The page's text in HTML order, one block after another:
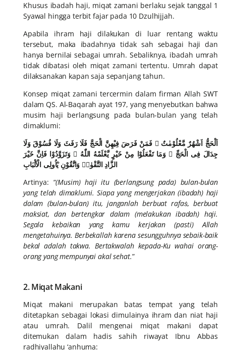
Khusus ibadah haji, miqat zamani berlaku sejak tanggal 1
Syawal hingga terbit fajar pada 10 Dzulhijjah.
Apabila ihram haji dilakukan di luar rentang waktu
tersebut, maka ibadahnya tidak sah sebagai haji dan
hanya bernilai sebagai umrah. Sebaliknya, ibadah umrah
tidak dibatasi oleh miqat zamani tertentu. Umrah dapat
dilaksanakan kapan saja sepanjang tahun.
Konsep miqat zamani tercermin dalam firman Allah SWT
dalam QS. Al-Baqarah ayat 197, yang menyebutkan bahwa
musim haji berlangsung pada bulan-bulan yang telah
dimaklumi:
اَلْحَجُّ اَشْهُرٌ مَّعْلُوْمٰتٌ ۚ فَمَنْ فَرَضَ فِيْهِنَّ الْحَجَّ فَلَا رَفَثَ وَلَا فُسُوْقَ وَلَا
جِدَالَ فِى الْحَجِّ ۗ وَمَا تَفْعَلُوْا مِنْ خَيْرٍ يَّعْلَمْهُ اللّٰهُ ۗ وَتَزَوَّدُوْا فَاِنَّ خَيْرَ
الزَّادِ التَّقْوٰىۖ وَاتَّقُوْنِ يٰٓاُولِى الْاَلْبَابِ
Artinya: “(Musim) haji itu (berlangsung pada) bulan-bulan
yang telah dimaklumi. Siapa yang mengerjakan (ibadah) haji
dalam (bulan-bulan) itu, janganlah berbuat rafaṡ, berbuat
maksiat, dan bertengkar dalam (melakukan ibadah) haji.
Segala kebaikan yang kamu kerjakan (pasti) Allah
mengetahuinya. Berbekallah karena sesungguhnya sebaik-baik
bekal adalah takwa. Bertakwalah kepada-Ku wahai orang-
orang yang mempunyai akal sehat.”
2. Miqat Makani
Miqat makani merupakan batas tempat yang telah
ditetapkan sebagai lokasi dimulainya ihram dan niat haji
atau umrah. Dalil mengenai miqat makani dapat
ditemukan dalam hadis sahih riwayat Ibnu Abbas
radhiyallahu ‘anhuma: